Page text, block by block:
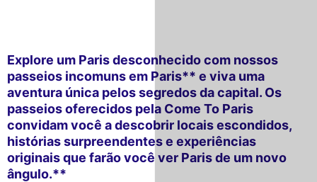
Explore um Paris desconhecido com nossos
passeios incomuns em Paris** e viva uma
aventura única pelos segredos da capital. Os
passeios oferecidos pela Come To Paris
convidam você a descobrir locais escondidos,
histórias surpreendentes e experiências
originais que farão você ver Paris de um novo
ângulo.**